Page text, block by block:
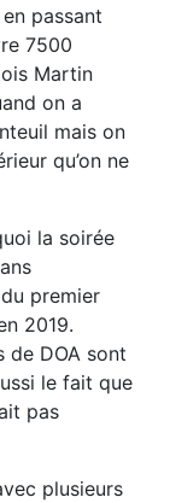
passant
7500
Martin
on a
mais on
qu’on ne
la soirée
premier
2019.
de DOA sont
le fait que
pas
plusieurs